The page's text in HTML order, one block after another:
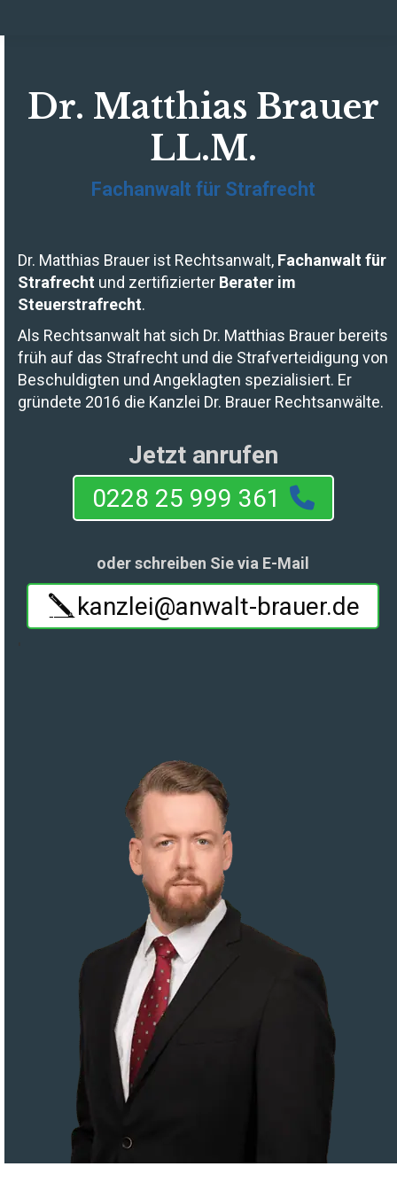
Dr. Matthias Brauer
LL.M.
Fachanwalt für Strafrecht
Dr. Matthias Brauer ist Rechtsanwalt, Fachanwalt für
Strafrecht und zertifizierter Berater im
Steuerstrafrecht.
Als Rechtsanwalt hat sich Dr. Matthias Brauer bereits
früh auf das Strafrecht und die Strafverteidigung von
Beschuldigten und Angeklagten spezialisiert. Er
gründete 2016 die Kanzlei Dr. Brauer Rechtsanwälte.
Jetzt anrufen
0228 25 999 361
oder schreiben Sie via E-Mail
kanzlei@anwalt-brauer.de